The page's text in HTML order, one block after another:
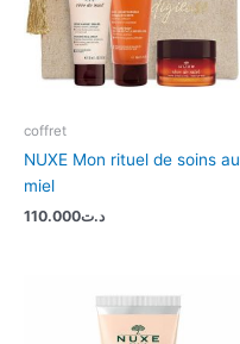
coffret
NUXE Mon rituel de soins au
miel
د.ت110.000